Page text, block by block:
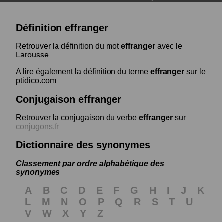
Définition effranger
Retrouver la définition du moteffranger avec le
Larousse
A lire également la définition du terme effranger sur le
ptidico.com
Conjugaison effranger
Retrouver la conjugaison du verbe effranger sur
conjugons.fr
Dictionnaire des synonymes
Classement par ordre alphabétique des
synonymes
A B C D E F G H I J
K
L
M N O P Q R S T
U
V
W X Y Z